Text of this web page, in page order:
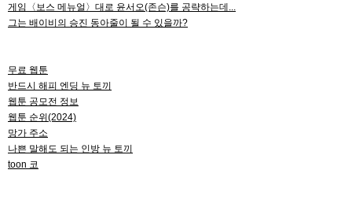
게임〈보스 메뉴얼〉대로 윤서오(존슨)를 공략하는데...
그는 배이비의 승진 동아줄이 될 수 있을까?
무료 웹툰
반드시 해피 엔딩 뉴 토끼
웹툰 공모전 정보
웹툰 순위(2024)
망가 주소
나쁜 말해도 되는 인방 뉴 토끼
toon 코